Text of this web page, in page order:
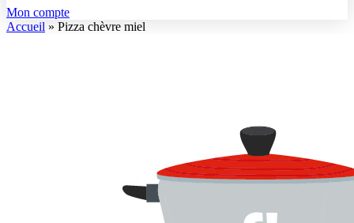
Mon compte
Accueil » Pizza chèvre miel